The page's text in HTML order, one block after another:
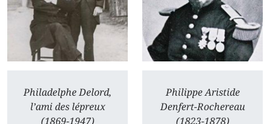
Philadelphe Delord,
l’ami des lépreux
(1869-1947)
Philippe Aristide
Denfert-Rochereau
(1823-1878)